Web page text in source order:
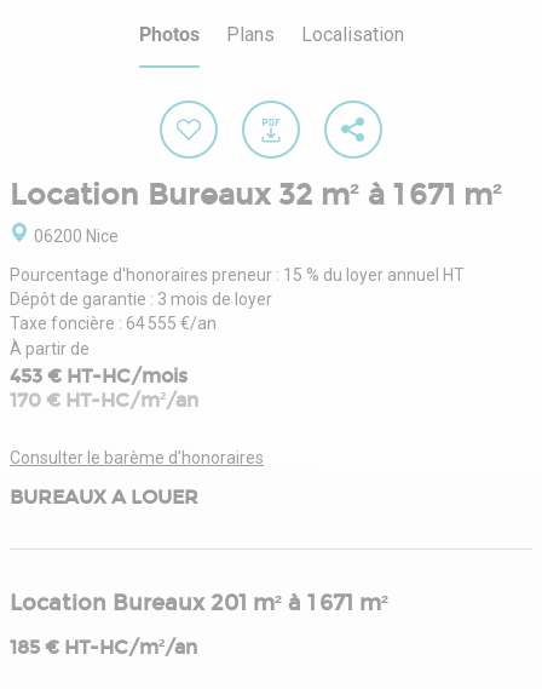
Photos Plans Localisation
Location Bureaux 32 m² à 1 671 m²
06200 Nice
Pourcentage d'honoraires preneur : 15 % du loyer annuel HT
Dépôt de garantie : 3 mois de loyer
Taxe foncière : 64 555 €/an
À partir de
453 € HT-HC/mois
170 € HT-HC/m²/an
Consulter le barème d'honoraires
BUREAUX A LOUER
Location Bureaux 201 m² à 1 671 m²
185 € HT-HC/m²/an